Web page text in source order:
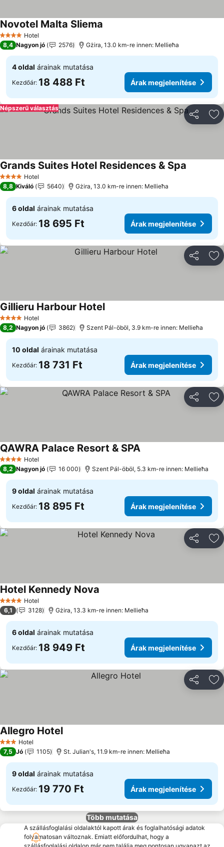
4 KategóriaHotel
Novotel Malta Sliema
8,4 Nagyon jó 2576 Gżira, 13.0 km-re innen: Mellieħa
4 oldal árainak mutatása
Kezdőár: 18 488 Ft Árak megjelenítése
Népszerű választás
4 KategóriaHotel
Grands Suites Hotel Residences & Spa
8,8 Kiváló 5640 Gżira, 13.0 km-re innen: Mellieħa
6 oldal árainak mutatása
Kezdőár: 18 695 Ft Árak megjelenítése
4 KategóriaHotel
Gillieru Harbour Hotel
8,2 Nagyon jó 3862 Szent Pál-öböl, 3.9 km-re innen: Mellieħa
10 oldal árainak mutatása
Kezdőár: 18 731 Ft Árak megjelenítése
4 KategóriaHotel
QAWRA Palace Resort & SPA
8,2 Nagyon jó 16 000 Szent Pál-öböl, 5.3 km-re innen: Mellieħa
9 oldal árainak mutatása
Kezdőár: 18 895 Ft Árak megjelenítése
4 KategóriaHotel
Hotel Kennedy Nova
6,1 3128 Gżira, 13.3 km-re innen: Mellieħa
6 oldal árainak mutatása
Kezdőár: 18 949 Ft Árak megjelenítése
3 Kategória
Hotel
Allegro Hotel
7,5 Jó 1105 St. Julian's, 11.9 km-re innen: Mellieħa
9 oldal árainak mutatása
Kezdőár: 19 770 Ft Árak megjelenítése
Több mutatása
A szállásfoglalási oldalaktól kapott árak és foglalhatósági adatok
folyamatosan változnak. Emiatt előfordulhat, hogy a